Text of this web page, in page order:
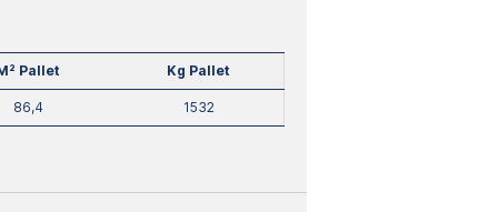
Pallet Kg Pallet
86,4 1532